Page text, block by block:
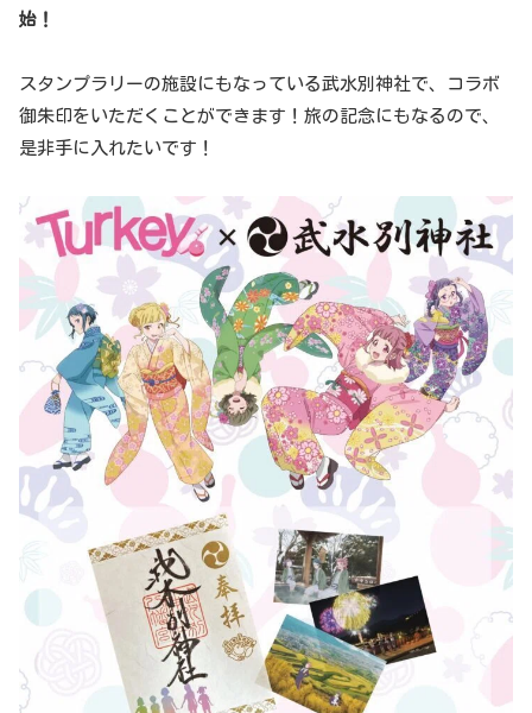
始！
スタンプラリーの施設にもなっている武水別神社で、コラボ
御朱印をいただくことができます！旅の記念にもなるので、
是非手に入れたいです！